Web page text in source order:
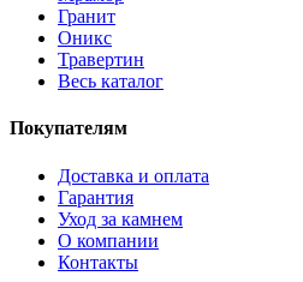
Гранит
Оникс
Травертин
Весь каталог
Покупателям
Доставка и оплата
Гарантия
Уход за камнем
О компании
Контакты